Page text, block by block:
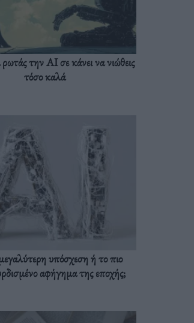
ρωτάς την AI σε κάνει να νιώθεις
τόσο καλά
υπόσχεση ή το πιο
αφήγημα της εποχής;